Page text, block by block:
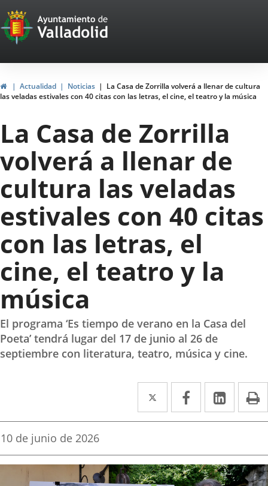
Portal
Web
del
Ayuntamiento
de
Valladolid
InicioActualidad Noticias
La Casa de Zorrilla volverá a llenar de cultura
las veladas estivales con 40 citas con las letras, el cine, el teatro y la música
La Casa de Zorrilla
volverá a llenar de
cultura las veladas
estivales con 40 citas
con las letras, el
cine, el teatro y la
música
El programa ‘Es tiempo de verano en la Casa del
Poeta’ tendrá lugar del 17 de junio al 26 de
septiembre con literatura, teatro, música y cine.
Twitter
Enlace
a
aplicación
externa.
Facebook
Enlace
a
aplicación
externa.
Enlace
a
Fecha
la
noticia
10 de junio de 2026